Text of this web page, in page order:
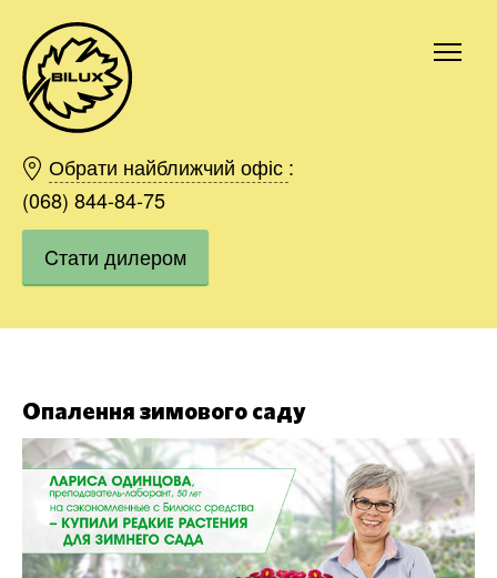
Обрати найближчий офіс :
(068) 844-84-75
Cтати дилером
Опалення зимового саду
Київ
Харків
Одесса
Дніпро
Івано-Франківськ
Область
Замовити